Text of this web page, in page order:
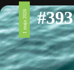
1 maja 2026 #393